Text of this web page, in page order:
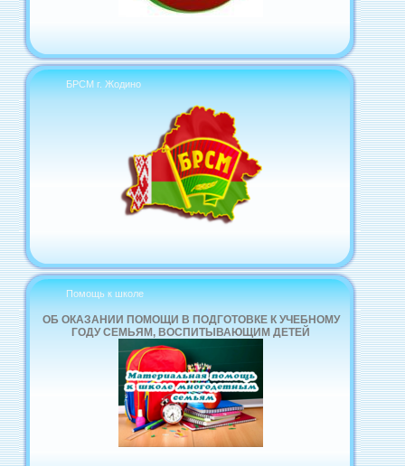
БРСМ г. Жодино
Помощь к школе
ОБ ОКАЗАНИИ ПОМОЩИ В ПОДГОТОВКЕ К УЧЕБНОМУ
ГОДУ СЕМЬЯМ, ВОСПИТЫВАЮЩИМ ДЕТЕЙ